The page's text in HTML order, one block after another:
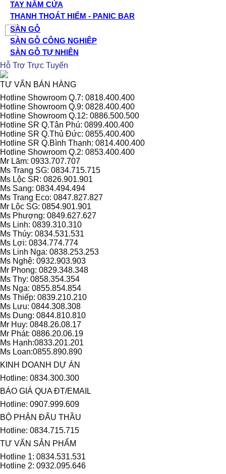
TAY NẮM CỬA
THANH THOÁT HIỂM - PANIC BAR
SÀN GỖ
SÀN GỖ CÔNG NGHIỆP
SÀN GỖ TỰ NHIÊN
Hỗ Trợ Trực Tuyến
TƯ VẤN BÁN HÀNG
Hotline Showroom Q.7: 0818.400.400
Hotline Showroom Q.9: 0828.400.400
Hotline Showroom Q.12: 0886.500.500
Hotline SR Q.Tân Phú: 0899.400.400
Hotline SR Q.Thủ Đức: 0855.400.400
Hotline SR Q.Bình Thạnh: 0814.400.400
Hotline Showroom Q.2: 0853.400.400
Mr Lãm: 0933.707.707
Ms Trang SG: 0834.715.715
Ms Lộc SR: 0826.901.901
Ms Sang: 0834.494.494
Ms Trang Eco: 0847.827.827
Mr Lộc SG: 0854.901.901
Ms Phượng: 0849.627.627
Ms Linh: 0839.310.310
Ms Thúy: 0834.531.531
Ms Lợi: 0834.774.774
Ms Linh Nga: 0838.253.253
Ms Nghệ: 0932.903.903
Mr Phong: 0829.348.348
Ms Thy: 0858.354.354
Ms Nga: 0855.854.854
Ms Thiếp: 0839.210.210
Ms Lưu: 0844.308.308
Ms Dung: 0844.810.810
Mr Huy: 0848.26.08.17
Mr Phát: 0886.20.06.19
Ms Hạnh:0833.201.201
Ms Loan:0855.890.890
KINH DOANH DỰ ÁN
Hotline: 0834.300.300
BÁO GIÁ QUA ĐT/EMAIL
Hotline: 0907.999.609
BỘ PHẬN ĐẤU THẦU
Hotline: 0834.715.715
TƯ VẤN SẢN PHẨM
Hotline 1: 0834.531.531
Hotline 2: 0932.095.646